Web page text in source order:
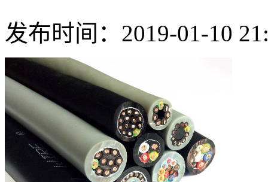
发布时间：2019-01-10